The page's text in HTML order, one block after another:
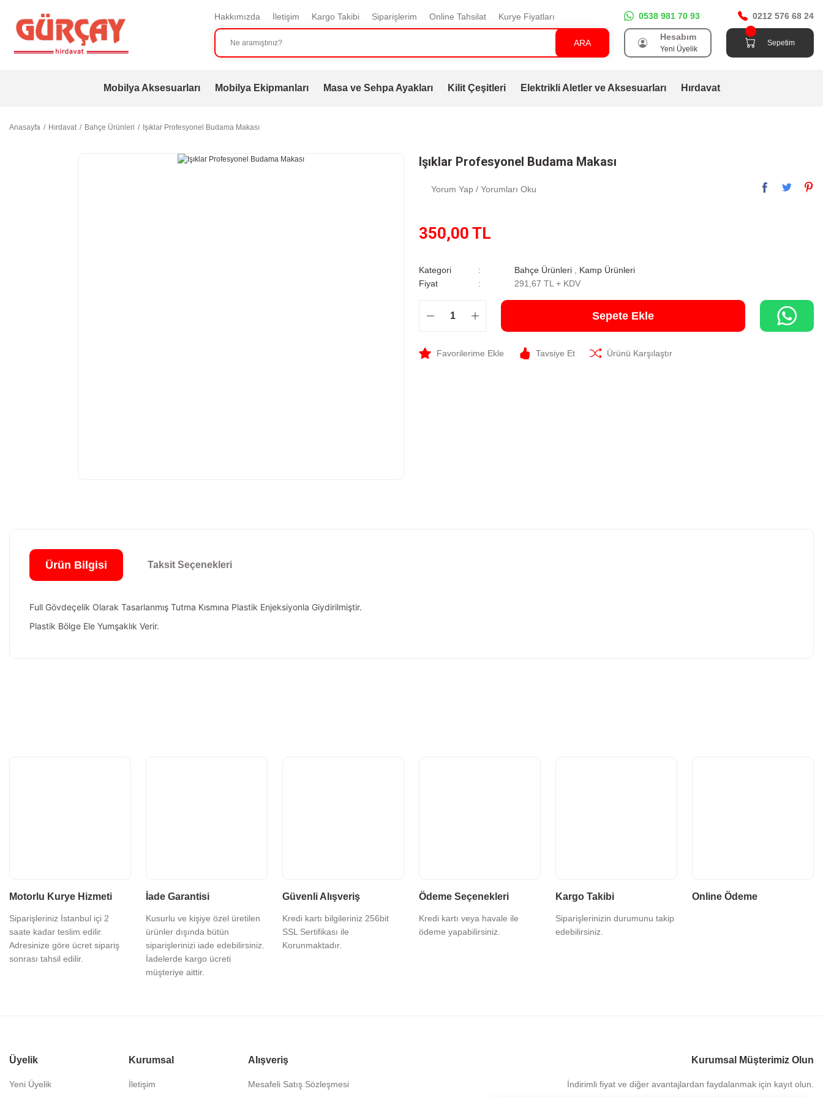
Hakkımızda İletişim Kargo Takibi Siparişlerim Online Tahsilat Kurye Fiyatları
ARA
0538 981 70 93 0212 576 68 24
Hesabım
Yeni Üyelik
Sepetim
Mobilya Aksesuarları Mobilya Ekipmanları Masa ve Sehpa Ayakları Kilit Çeşitleri Elektrikli Aletler ve Aksesuarları Hırdavat
Anasayfa Hırdavat Bahçe Ürünleri Işıklar Profesyonel Budama Makası
Işıklar Profesyonel Budama Makası
Yorum Yap / Yorumları Oku
350,00 TL
Kategori Bahçe Ürünleri
Kamp Ürünleri
Fiyat
291,67 TL + KDV
Sepete Ekle
Tavsiye Et Ürünü Karşılaştır
Ürün Bilgisi Taksit Seçenekleri
Full Gövdeçelik Olarak Tasarlanmış Tutma Kısmına Plastik Enjeksiyonla Giydirilmiştir.
Plastik Bölge Ele Yumşaklık Verir.
Motorlu Kurye Hizmeti
Siparişleriniz İstanbul içi 2
saate kadar teslim edilir.
Adresinize göre ücret sipariş
sonrası tahsil edilir.
İade Garantisi
Kusurlu ve kişiye özel üretilen
ürünler dışında bütün
siparişlerinizi iade edebilirsiniz.
İadelerde kargo ücreti
müşteriye aittir.
Güvenli Alışveriş
Kredi kartı bilgileriniz 256bit
SSL Sertifikası ile
Korunmaktadır.
Ödeme Seçenekleri
Kredi kartı veya havale ile
ödeme yapabilirsiniz.
Kargo Takibi
Siparişlerinizin durumunu takip
edebilirsiniz.
Online Ödeme
Üyelik
Yeni Üyelik
Kurumsal
İletişim
Alışveriş
Mesafeli Satış Sözleşmesi
Kurumsal Müşterimiz Olun
İndirimli fiyat ve diğer avantajlardan faydalanmak için kayıt olun.